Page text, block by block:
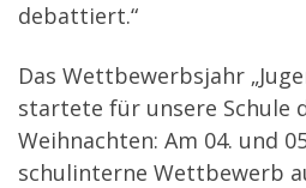
debattiert.“
Das Wettbewerbsjahr
startete für unsere Schule
Weihnachten: Am 04. und
schulinterne Wettbewerb